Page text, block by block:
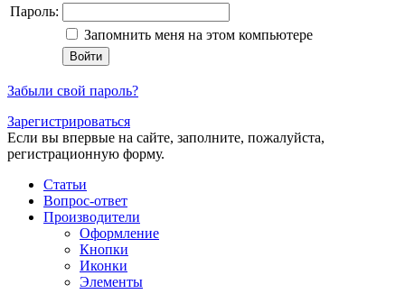
Пароль:
Запомнить меня на этом компьютере
Забыли свой пароль?
Зарегистрироваться
Если вы впервые на сайте, заполните, пожалуйста,
регистрационную форму.
Статьи
Вопрос-ответ
Производители
Оформление
Кнопки
Иконки
Элементы